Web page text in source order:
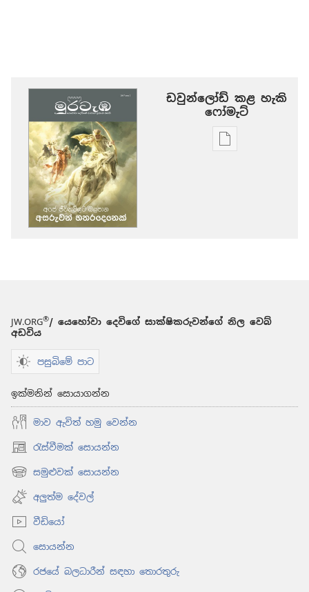
ඩවුන්ලෝඩ් කළ හැකි
‍‍ෆෝමැට්
ප්‍රකාශන
JW.ORG®/ යෙහෝවා දෙවිගේ සාක්ෂිකරුවන්ගේ නිල වෙබ්
අඩවිය
පසුබිමේ පාට
ඉක්මනින් සොයාගන්න
මාව ඇවිත් හමු වෙන්න
රැස්වීමක් සොයන්න
(opens
new
window)
සමුළුවක් සොයන්න
(opens
new
window)
අලුත්ම දේවල්
වීඩියෝ
සොයන්න
රජයේ බලධාරීන් සඳහා තොරතුරු